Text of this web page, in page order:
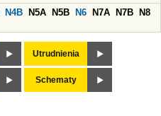
N4B N5A N5B N6 N7A N7B
N8
Utrudnienia
Schematy